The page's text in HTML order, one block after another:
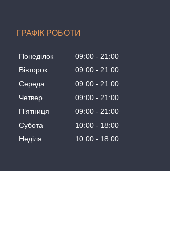
ГРАФІК РОБОТИ
Понеділок 09:00
21:00
Вівторок
09:00
21:00
Середа
09:00
21:00
Четвер
09:00
21:00
Пʼятниця
09:00
21:00
Субота
10:00
18:00
Неділя
10:00 18:00